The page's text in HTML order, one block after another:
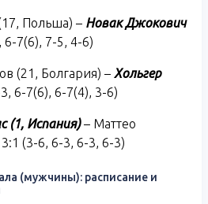
Польша) – Новак Джокович
6-7(6), 7-5, 4-6)
(21, Болгария) – Хольгер
6-7(6), 6-7(4), 3-6)
(1, Испания)– Маттео
(3-6, 6-3, 6-3, 6-3)
(мужчины): расписание и